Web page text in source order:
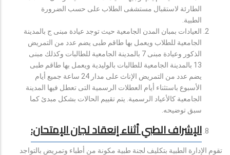
الطارئة لاستقبال مستشفى الطلاب على حسب الضرورة
الطبية.
العيادات بمبان المدن الجامعية حيث توجد عيادة مبنى ج بالمدينة
الجامعية للطلاب ويعمل بها طاقم طبى يضم عدد من التمريض
الذكور وعيادة مبنى 7 بالمدينة الجامعية للطالبات وكذلك مبنى
13 بالمدينة الجامعية للطالبات بالوليدية ويعمل بها طاقم طبى
يضم عدد من التمريض الإناث على مدار 24 ساعة جميع أيام
الأسبوع باستثناء أيام العطلات الرسمية التى تعطل فيها المدينة
الجامعية كالأعياد الرسمية. يتم تقييم الحالات بشكل مبدئ كما
سبق توضيحه.
الإشراف الطبي أثناء إنعقاد لجان الإمتحان:
تقوم الإدارة الطبية بتكليف لجنة طبية مكونة من أطباء وتمريض بالتواجد